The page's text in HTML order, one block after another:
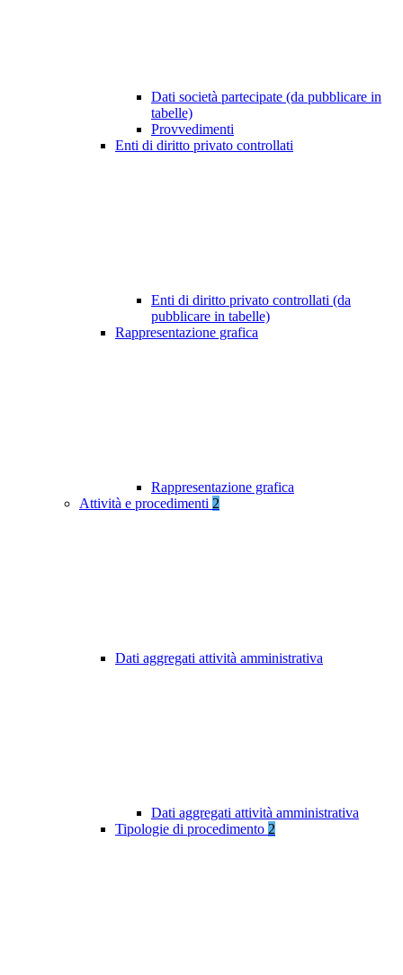
Dati società partecipate (da pubblicare in
tabelle)
Provvedimenti
Enti di diritto privato controllati
Enti di diritto privato controllati (da
pubblicare in tabelle)
Rappresentazione grafica
Rappresentazione grafica
Attività e procedimenti 2
Dati aggregati attività amministrativa
Dati aggregati attività amministrativa
Tipologie di procedimento 2